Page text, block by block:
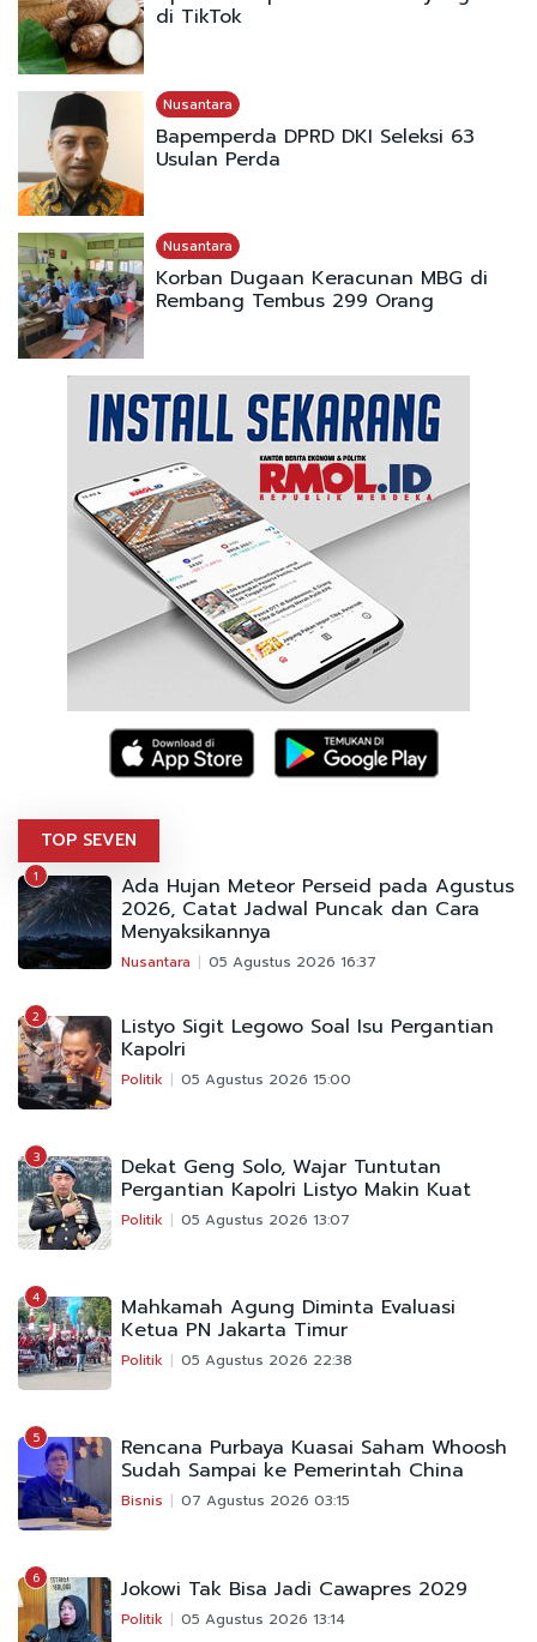
di TikTok
Nusantara
Bapemperda DPRD DKI Seleksi 63
Usulan Perda
Nusantara
Korban Dugaan Keracunan MBG di
Rembang Tembus 299 Orang
TOP SEVEN
1 Ada Hujan Meteor Perseid pada Agustus
2026, Catat Jadwal Puncak dan Cara
Menyaksikannya
Nusantara 05 Agustus 2026 16:37
2 Listyo Sigit Legowo Soal Isu Pergantian
Kapolri
Politik 05 Agustus 2026 15:00
3 Dekat Geng Solo, Wajar Tuntutan
Pergantian Kapolri Listyo Makin Kuat
Politik 05 Agustus 2026 13:07
4 Mahkamah Agung Diminta Evaluasi
Ketua PN Jakarta Timur
Politik 05 Agustus 2026 22:38
5 Rencana Purbaya Kuasai Saham Whoosh
Sudah Sampai ke Pemerintah China
Bisnis 07 Agustus 2026 03:15
6 Jokowi Tak Bisa Jadi Cawapres 2029
Politik 05 Agustus 2026 13:14